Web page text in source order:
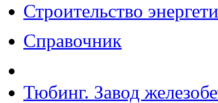
Строительство
Справочник
Тюбинг. Завод